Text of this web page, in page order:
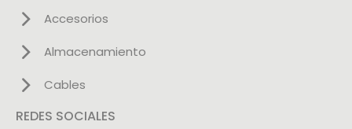
Accesorios
Almacenamiento
Cables
REDES SOCIALES